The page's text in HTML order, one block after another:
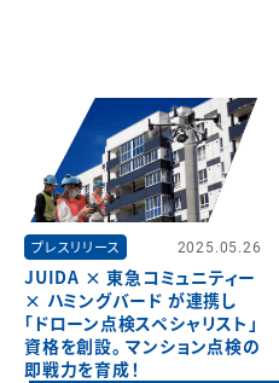
プレスリリース 2025.05.26
JUIDA × 東急コミュニティー
× ハミングバード が連携し
「ドローン点検スペシャリスト」
資格を創設。 マンション点検の
即戦力を育成！